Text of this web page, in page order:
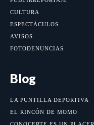
CULTURA
ESPECTÁCULOS
AVISOS
FOTODENUNCIAS
Blog
LA PUNTILLA DEPORTIVA
EL RINCÓN DE MOMO